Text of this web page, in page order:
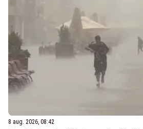
8 aug. 2026, 08:42